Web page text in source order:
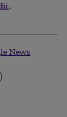
News